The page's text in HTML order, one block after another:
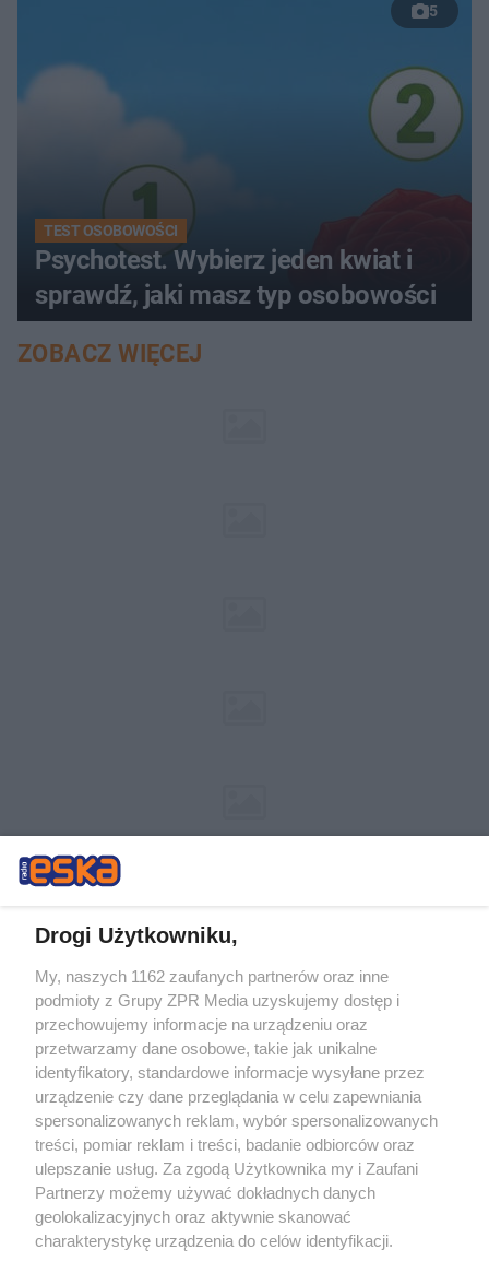
5
TEST OSOBOWOŚCI
Psychotest. Wybierz jeden kwiat i
sprawdź, jaki masz typ osobowości
ZOBACZ WIĘCEJ
Żaden utwór zamieszczony w serwisie nie może być powielany i
rozpowszechniany lub dalej rozpowszechniany w jakikolwiek sposób (w
tym także elektroniczny lub mechaniczny) na jakimkolwiek polu
eksploatacji w jakiejkolwiek formie, włącznie z umieszczaniem w
Internecie bez pisemnej zgody właściciela praw. Jakiekolwiek użycie lub
wykorzystanie utworów w całości lub w części z naruszeniem prawa,
tzn. bez właściwej zgody, jest zabronione pod groźbą kary i może być
ścigane prawnie.
Drogi Użytkowniku,
My, naszych 1162 zaufanych partnerów oraz inne
podmioty z Grupy ZPR Media uzyskujemy dostęp i
przechowujemy informacje na urządzeniu oraz
przetwarzamy dane osobowe, takie jak unikalne
identyfikatory, standardowe informacje wysyłane przez
urządzenie czy dane przeglądania w celu zapewniania
spersonalizowanych reklam, wybór spersonalizowanych
treści, pomiar reklam i treści, badanie odbiorców oraz
ulepszanie usług. Za zgodą Użytkownika my i Zaufani
Partnerzy możemy używać dokładnych danych
geolokalizacyjnych oraz aktywnie skanować
charakterystykę urządzenia do celów identyfikacji.